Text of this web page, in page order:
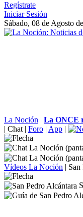
Regístrate
Iniciar Sesión
Sábado, 08 de Agosto
La Noción | La ONCE
| Chat | Foro | App |
Vídeos La Noción | San